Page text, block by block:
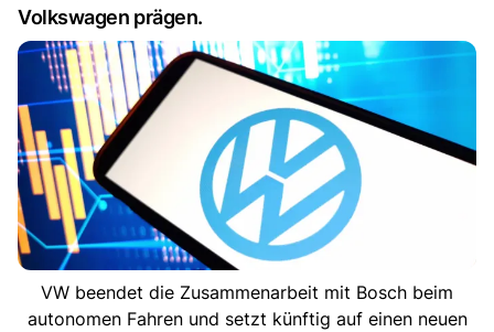
Volkswagen prägen.
VW beendet die Zusammenarbeit mit Bosch beim
autonomen Fahren und setzt künftig auf einen neuen